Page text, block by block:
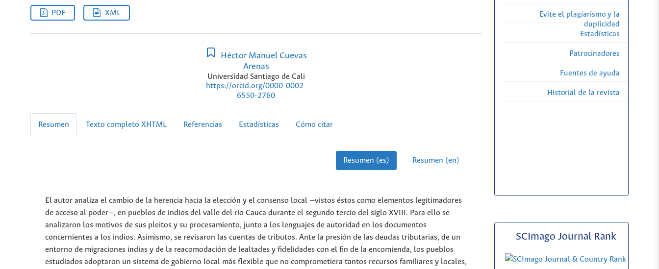
PDF XML
Héctor Manuel Cuevas
Arenas
Universidad Santiago de Cali
https://orcid.org/0000-0002-
6550-2760
Resumen Texto completo XHTML Referencias Estadísticas Cómo citar
Resumen (es) Resumen (en)
El autor analiza el cambio de la herencia hacia la elección y el consenso local —vistos éstos como elementos legitimadores
de acceso al poder—, en pueblos de indios del valle del río Cauca durante el segundo tercio del siglo XVIII. Para ello se
analizaron los motivos de sus pleitos y su procesamiento, junto a los lenguajes de autoridad en los documentos
concernientes a los indios. Asimismo, se revisaron las cuentas de tributos. Ante la presión de las deudas tributarias, de un
entorno de migraciones indias y de la reacomodación de lealtades y fidelidades con el fin de la encomienda, los pueblos
estudiados adoptaron un sistema de gobierno local más flexible que no comprometiera tantos recursos familiares y locales,
Evite el plagiarismo y la
duplicidad
Estadísticas
Patrocinadores
Fuentes de ayuda
Historial de la revista
SCImago Journal Rank